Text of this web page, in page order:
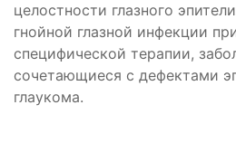
целостности глазного
гнойной глазной инфекции
специфической терапии,
сочетающиеся с дефектами
глаукома.